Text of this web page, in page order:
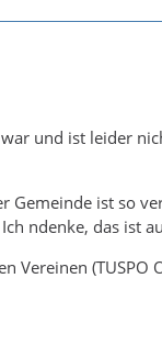
und ist leider
Gemeinde ist so
ndenke, das ist
Vereinen (TUSPO